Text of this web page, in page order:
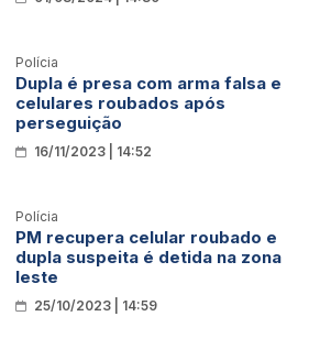
Polícia
Dupla é presa com arma falsa e
celulares roubados após
perseguição
16/11/2023 | 14:52
Polícia
PM recupera celular roubado e
dupla suspeita é detida na zona
leste
25/10/2023 | 14:59